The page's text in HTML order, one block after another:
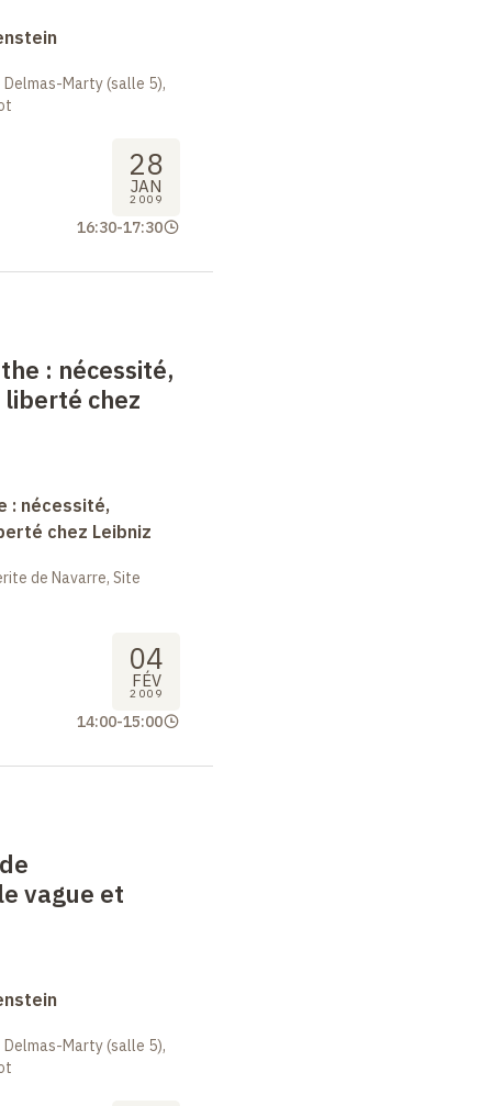
Marty (salle 5),
28
JAN
2009
16:30-17:30
: nécessité,
chez
: nécessité,
chez Leibniz
de Navarre, Site
04
FÉV
2009
14:00-15:00
vague et
Marty (salle 5),